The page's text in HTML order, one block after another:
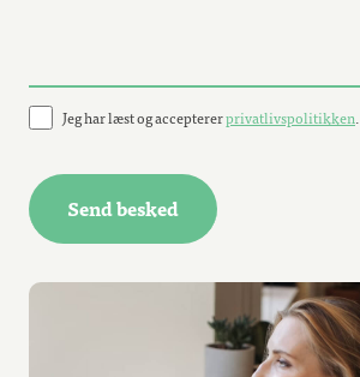
Jeg har læst og acceptererprivatlivspolitikken.